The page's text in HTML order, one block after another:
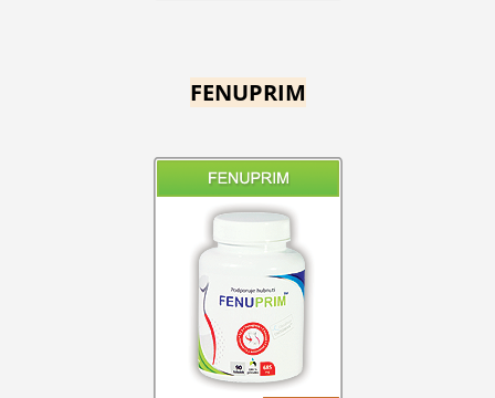
FENUPRIM